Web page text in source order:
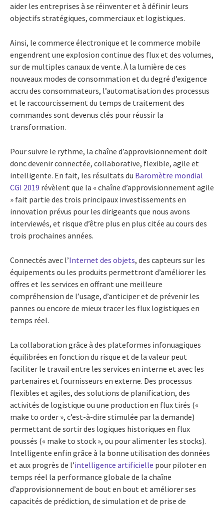
aider les entreprises à se réinventer et à définir leurs
objectifs stratégiques, commerciaux et logistiques.
Ainsi, le commerce électronique et le commerce mobile
engendrent une explosion continue des flux et des volumes,
sur de multiples canaux de vente. À la lumière de ces
nouveaux modes de consommation et du degré d’exigence
accru des consommateurs, l’automatisation des processus
et le raccourcissement du temps de traitement des
commandes sont devenus clés pour réussir la
transformation.
Pour suivre le rythme, la chaîne d’approvisionnement doit
donc devenir connectée, collaborative, flexible, agile et
intelligente. En fait, les résultats du Baromètre mondial
CGI 2019 révèlent que la « chaîne d’approvisionnement agile
» fait partie des trois principaux investissements en
innovation prévus pour les dirigeants que nous avons
interviewés, et risque d’être plus en plus citée au cours des
trois prochaines années.
Connectés avec l’Internet des objets, des capteurs sur les
équipements ou les produits permettront d’améliorer les
offres et les services en offrant une meilleure
compréhension de l’usage, d’anticiper et de prévenir les
pannes ou encore de mieux tracer les flux logistiques en
temps réel.
La collaboration grâce à des plateformes infonuagiques
équilibrées en fonction du risque et de la valeur peut
faciliter le travail entre les services en interne et avec les
partenaires et fournisseurs en externe. Des processus
flexibles et agiles, des solutions de planification, des
activités de logistique ou une production en flux tirés («
make to order », c’est-à-dire stimulée par la demande)
permettant de sortir des logiques historiques en flux
poussés (« make to stock », ou pour alimenter les stocks).
Intelligente enfin grâce à la bonne utilisation des données
et aux progrès de l’intelligence artificielle pour piloter en
temps réel la performance globale de la chaîne
d’approvisionnement de bout en bout et améliorer ses
capacités de prédiction, de simulation et de prise de